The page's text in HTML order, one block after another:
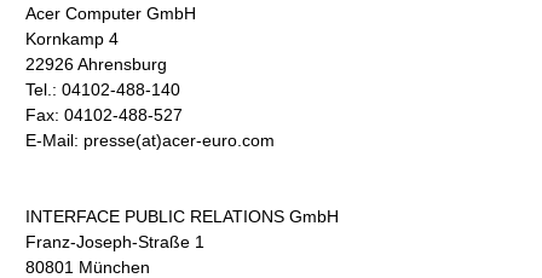
Acer Computer GmbH
Kornkamp 4
22926 Ahrensburg
Tel.: 04102-488-140
Fax: 04102-488-527
E-Mail: presse(at)acer-euro.com
INTERFACE PUBLIC RELATIONS GmbH
Franz-Joseph-Straße 1
80801 München